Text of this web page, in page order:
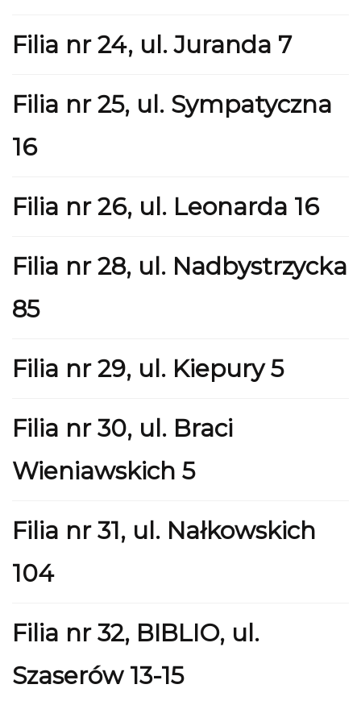
Filia nr 24, ul. Juranda 7
Filia nr 25, ul. Sympatyczna
16
Filia nr 26, ul. Leonarda 16
Filia nr 28, ul. Nadbystrzycka
85
Filia nr 29, ul. Kiepury 5
Filia nr 30, ul. Braci
Wieniawskich 5
Filia nr 31, ul. Nałkowskich
104
Filia nr 32, BIBLIO, ul.
Szaserów 13-15